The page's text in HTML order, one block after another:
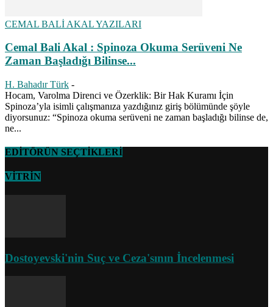
CEMAL BALİ AKAL YAZILARI
Cemal Bali Akal : Spinoza Okuma Serüveni Ne
Zaman Başladığı Bilinse...
H. Bahadır Türk -
Hocam, Varolma Direnci ve Özerklik: Bir Hak Kuramı İçin
Spinoza’yla isimli çalışmanıza yazdığınız giriş bölümünde şöyle
diyorsunuz: “Spinoza okuma serüveni ne zaman başladığı bilinse de,
ne...
EDİTÖRÜN SEÇTİKLERİ
VİTRİN
Dostoyevski'nin Suç ve Ceza'sının İncelenmesi